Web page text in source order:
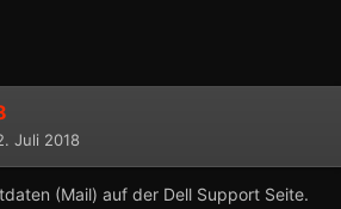
Juli 2018
(Mail) auf der Dell Support Seite.